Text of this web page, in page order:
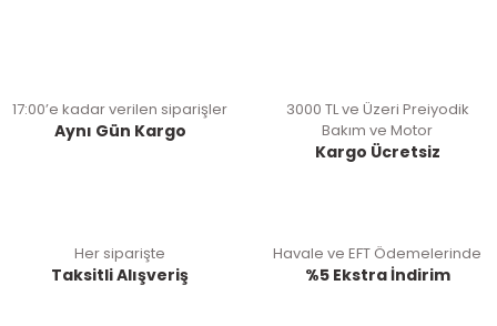
17:00’e kadar verilen siparişler
Aynı Gün Kargo
3000 TL ve Üzeri Preiyodik
Bakım ve Motor
Kargo Ücretsiz
Her siparişte
Taksitli Alışveriş
Havale ve EFT Ödemelerinde
%5 Ekstra İndirim